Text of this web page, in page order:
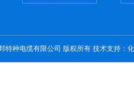
特种电缆有限公司 版权所有 技术支持：